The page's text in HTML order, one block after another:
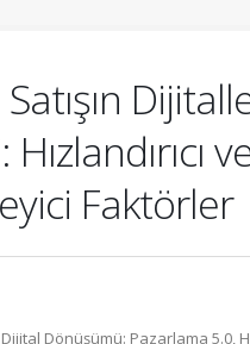
Faktörler
Dönüşümü: Pazarlama 5.0,